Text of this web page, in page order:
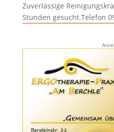
Zuverlässige
Stunden gesucht.Telefon